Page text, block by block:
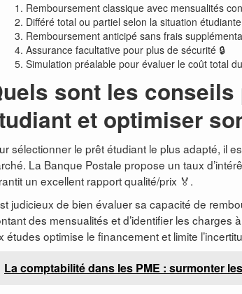
Remboursement classique avec mensualités
Différé total ou partiel selon la situation
Remboursement anticipé sans frais
Assurance facultative pour plus de sécurité 🔒
Simulation préalable pour évaluer le coût total
sont les
et optimiser
sélectionner le prêt étudiant le plus adapté, il
La Banque Postale propose un taux
un excellent rapport qualité/prix 🏅.
judicieux de bien évaluer sa capacité de
des mensualités et d’identifier les
études optimise le financement et limite
La comptabilité dans les PME : surmonter